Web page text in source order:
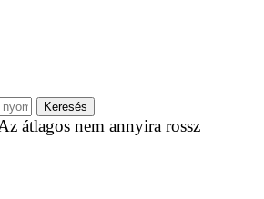
Keresés
átlagos nem annyira rossz